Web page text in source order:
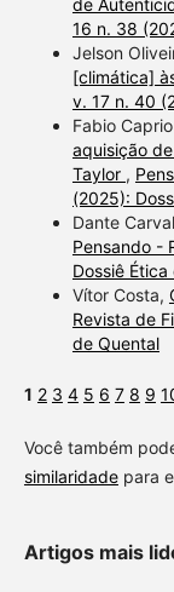
de
16 n. 38
Jelson
[climática]
v. 17 n. 40
Fabio
aquisição
Taylor ,
(2025):
Dante
Pensando -
Dossiê
Vítor Costa,
Revista de
de Quental
1 2 3 4 5 6 7 8 9
Você também
similaridadepara
Artigos mais